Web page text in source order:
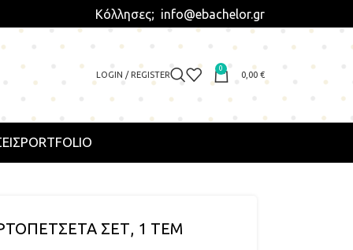
Κόλλησες; info@ebachelor.gr
LOGIN / REGISTER
0
0,00 €
PORTFOLIO
ΣΕΤ, 1 ΤΕΜ